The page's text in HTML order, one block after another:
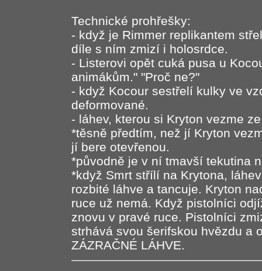
Technické prohřešky:
- když je Rimmer replikantem
díle s ním zmizí i holosrdce.
- Listerovi opět cuká pusa u
animákům." "Proč ne?"
- když Kocour sestřelí kulky ve
deformované.
- láhev, kterou si Kryton vezme
*těsně předtím, než jí Kryton
jí bere otevřenou.
*původně je v ní tmavší tekutina
*když Smrt střílí na Krytona,
rozbité láhve a tancuje. Kryton
ruce už nemá. Když pistolníci
znovu v pravé ruce. Pistolníci
strhává svou šerifskou hvězdu a
ZÁZRAČNÉ LÁHVE.